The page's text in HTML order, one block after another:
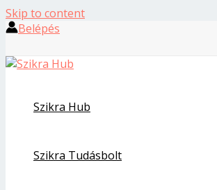
Skip to content
Belépés
Szikra Hub
Szikra Tudásbolt